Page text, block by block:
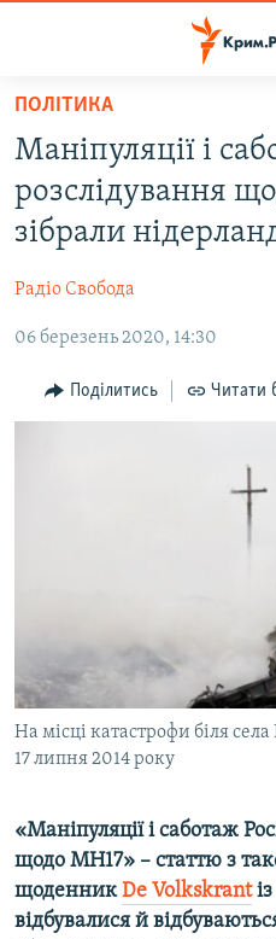
Перейти
основного
матеріалу
Перейти
до
основної
Перейти
пошуку
ВОДА.КРИМ
ВІДЕО ТА ФОТО
БЛОГИ
ПОГЛЯД
ІНТЕРВ'Ю
УКРАЇНСЬКА ПРОБЛЕМА КРИМУ
ІНФОГРАФІКА
ЯК ОБІЙТИ БЛОКУВАННЯ
ДОЛУЧАЙСЯ!
ПОЛІТИКА
Маніпуляції і
розслідування
зібрали
Радіо Свобода
06 березень 2020, 14:30
Поділитись Читати
На місці катастрофи біля
17 липня 2014 року
«Маніпуляції і саботаж
щодо MH17» – статтю з
щоденникDe Volkskrant
відбувалися й